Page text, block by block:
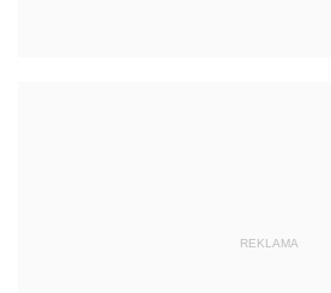
REKLAMA